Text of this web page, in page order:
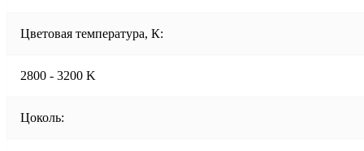
Цветовая температура, К:
2800 - 3200 K
Цоколь: